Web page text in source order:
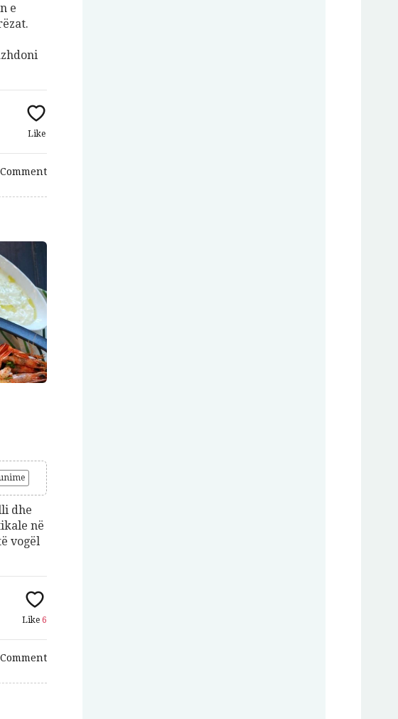
e
Like
Comment
dhe
në
vogël
Like 6
Comment